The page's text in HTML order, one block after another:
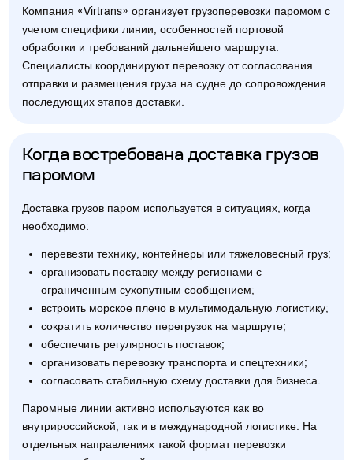
Компания «Virtrans» организует грузоперевозки паромом с
учетом специфики линии, особенностей портовой
обработки и требований дальнейшего маршрута.
Специалисты координируют перевозку от согласования
отправки и размещения груза на судне до сопровождения
последующих этапов доставки.
Когда востребована доставка грузов
паромом
Доставка грузов паром используется в ситуациях, когда
необходимо:
перевезти технику, контейнеры или тяжеловесный груз;
организовать поставку между регионами с
ограниченным сухопутным сообщением;
встроить морское плечо в мультимодальную логистику;
сократить количество перегрузок на маршруте;
обеспечить регулярность поставок;
организовать перевозку транспорта и спецтехники;
согласовать стабильную схему доставки для бизнеса.
Паромные линии активно используются как во
внутрироссийской, так и в международной логистике. На
отдельных направлениях такой формат перевозки